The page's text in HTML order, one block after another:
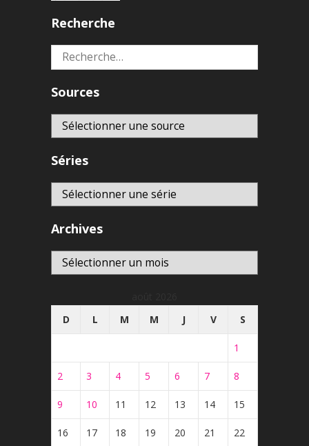
Recherche
Rechercher :
Sources
Séries
Archives
Archives
D
L M M J V S
1
2 3 4 5 6 7 8
9 10 11 12 13 14 15
16 17 18 19 20 21 22